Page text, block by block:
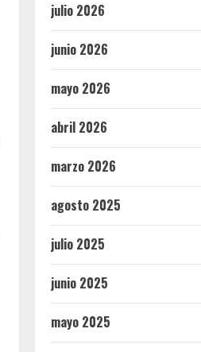
julio 2026
junio 2026
mayo 2026
abril 2026
marzo 2026
agosto 2025
julio 2025
junio 2025
mayo 2025